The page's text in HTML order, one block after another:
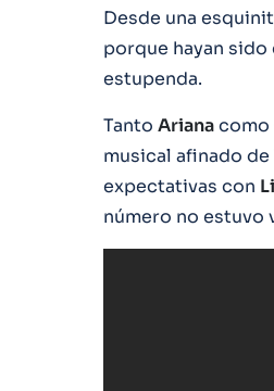
Desde una
porque hayan
estupenda.
Tanto Arianacomo
musical afinado
expectativas con
número no estuvo